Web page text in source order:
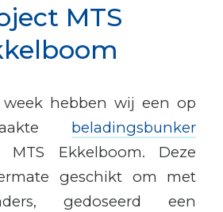
MTS
hebben wij een op
beladingsbunker
MTS Ekkelboom. Deze
geschikt om met
gedoseerd een